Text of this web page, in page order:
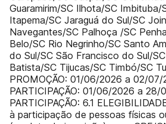
Guaramirim/SC Ilhota/SC Imbituba/
Itapema/SC Jaraguá do Sul/SC
Navegantes/SC Palhoça /SC
Belo/SC Rio Negrinho/SC Santo
do Sul/SC São Francisco do Sul/
Batista/SC Tijucas/SC Timbó/SC
PROMOÇÃO: 01/06/2026 a 02/
PARTICIPAÇÃO: 01/06/2026 a
PARTICIPAÇÃO: 6.1
à participação de pessoas físicas